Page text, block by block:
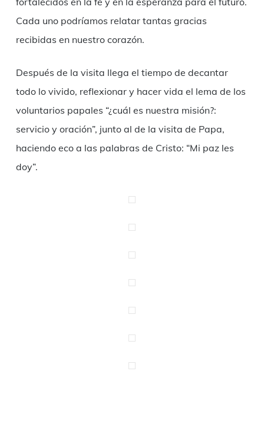
Cada uno podríamos relatar tantas gracias
recibidas en nuestro corazón.
Después de la visita llega el tiempo de decantar
todo lo vivido, reflexionar y hacer vida el lema de los
voluntarios papales “¿cuál es nuestra misión?:
servicio y oración”, junto al de la visita de Papa,
haciendo eco a las palabras de Cristo: “Mi paz les
doy”.